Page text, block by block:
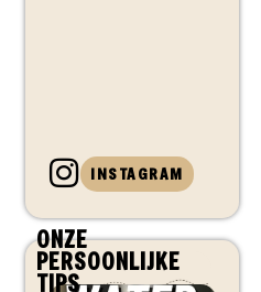
INSTAGRAM
ONZE
PERSOONLIJKE
TIPS